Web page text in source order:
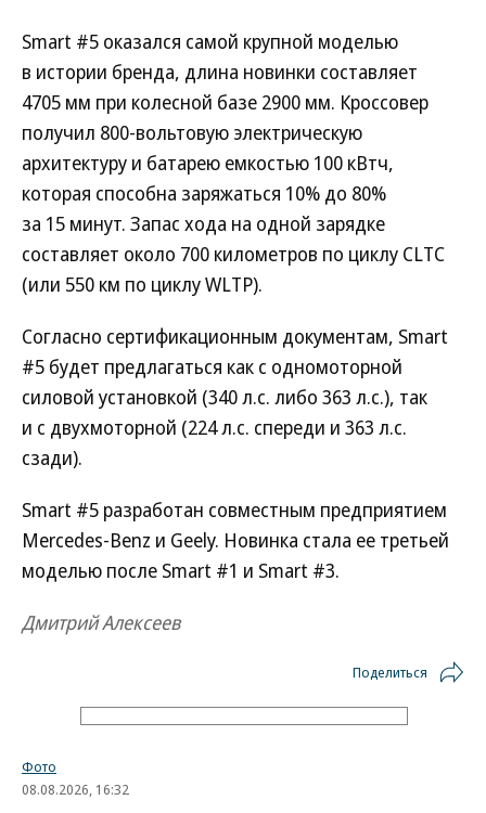
Smart #5 оказался самой крупной моделью
в истории бренда, длина новинки составляет
4705 мм при колесной базе 2900 мм. Кроссовер
получил 800-вольтовую электрическую
архитектуру и батарею емкостью 100 кВтч,
которая способна заряжаться 10% до 80%
за 15 минут. Запас хода на одной зарядке
составляет около 700 километров по циклу CLTC
(или 550 км по циклу WLTP).
Согласно сертификационным документам, Smart
#5 будет предлагаться как с одномоторной
силовой установкой (340 л.с. либо 363 л.с.), так
и с двухмоторной (224 л.с. спереди и 363 л.с.
сзади).
Smart #5 разработан совместным предприятием
Mercedes-Benz и Geely. Новинка стала ее третьей
моделью после Smart #1 и Smart #3.
Дмитрий Алексеев
Поделиться
Фото
08.08.2026, 16:32